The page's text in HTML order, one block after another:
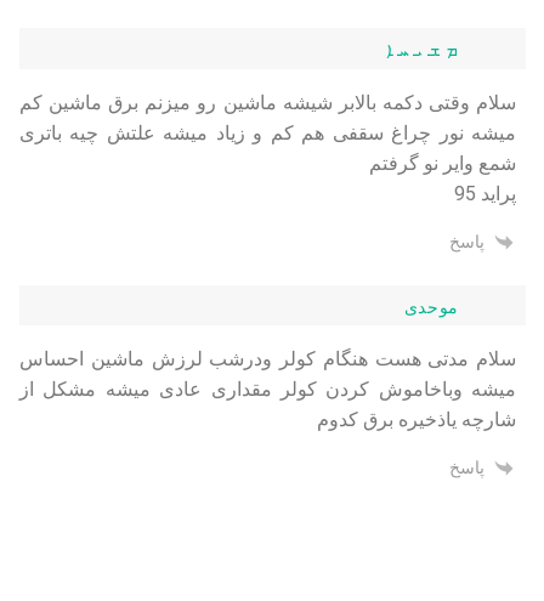
ܡ ܫ ܝ ܚ ܐ
سلام وقتی دکمه بالابر شیشه ماشین رو میزنم برق ماشین کم
میشه نور چراغ سقفی هم کم و زیاد میشه علتش چیه باتری
شمع وایر نو گرفتم
پراید 95
پاسخ
موحدی
سلام مدتی هست هنگام کولر ودرشب لرزش ماشین احساس
میشه وباخاموش کردن کولر مقداری عادی میشه مشکل از
شارچه یاذخیره برق کدوم
پاسخ